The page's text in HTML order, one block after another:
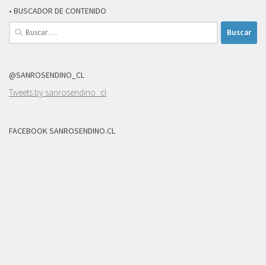
• BUSCADOR DE CONTENIDO
Buscar:
@SANROSENDINO_CL
Tweets by sanrosendino_cl
FACEBOOK SANROSENDINO.CL